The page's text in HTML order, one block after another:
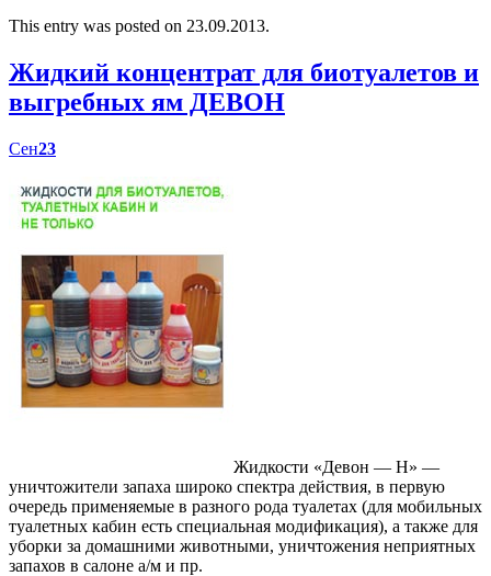
This entry was posted on 23.09.2013.
Жидкий концентрат для биотуалетов и
выгребных ям ДЕВОН
Сен23
Жидкости «Девон — Н» —
уничтожители запаха широко спектра действия, в первую
очередь применяемые в разного рода туалетах (для мобильных
туалетных кабин есть специальная модификация), а также для
уборки за домашними животными, уничтожения неприятных
запахов в салоне а/м и пр.